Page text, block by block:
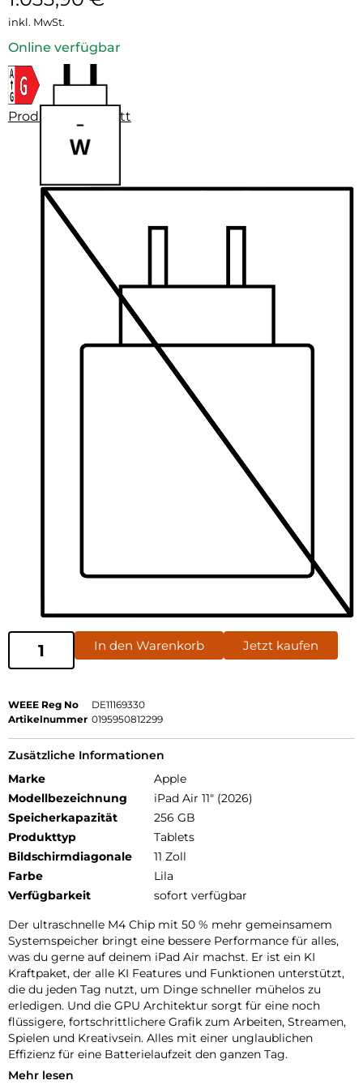
inkl. MwSt.
Online verfügbar
Produktdatenblatt
In den Warenkorb Jetzt kaufen
WEEE Reg No
DE11169330
Artikelnummer 0195950812299
Zusätzliche Informationen
Marke
Apple
Modellbezeichnung
iPad Air 11" (2026)
Speicherkapazität
256 GB
Produkttyp
Tablets
Bildschirmdiagonale
11 Zoll
Farbe
Lila
Verfügbarkeit
sofort verfügbar
Der ultraschnelle M4 Chip mit 50 % mehr gemeinsamem
Systemspeicher bringt eine bessere Performance für alles,
was du gerne auf deinem iPad Air machst. Er ist ein KI
Kraftpaket, der alle KI Features und Funktionen unterstützt,
die du jeden Tag nutzt, um Dinge schneller mühelos zu
erledigen. Und die GPU Architektur sorgt für eine noch
flüssigere, fortschrittlichere Grafik zum Arbeiten, Streamen,
Spielen und Kreativsein. Alles mit einer unglaublichen
Effizienz für eine Batterielaufzeit den ganzen Tag.
iPadOS 26 kommt mit Liquid Glass, einem beeindruckenden
Mehr lesen